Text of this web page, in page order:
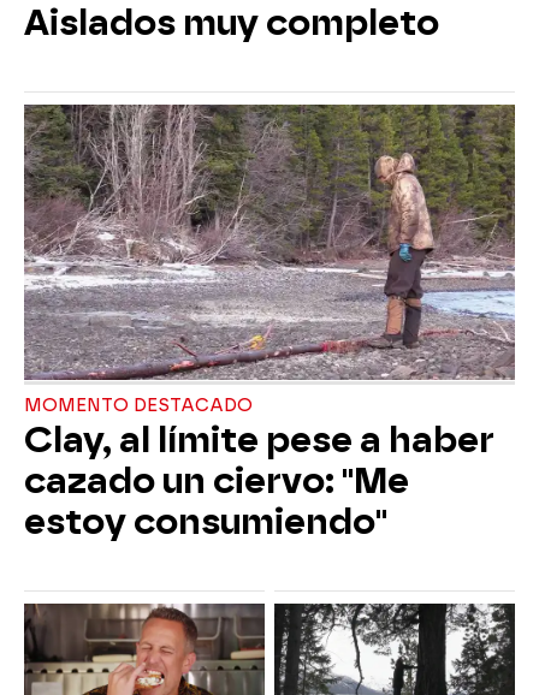
Aislados muy completo
MOMENTO DESTACADO
Clay, al límite pese a haber
cazado un ciervo: "Me
estoy consumiendo"